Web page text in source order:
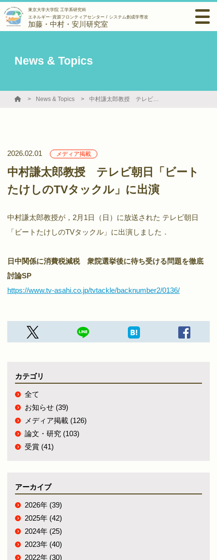
東京大学大学院 工学系研究科
エネルギー･資源フロンティアセンター / システム創成学専攻
加藤・中村・安川研究室
News & Topics
News & Topics 中村謙太郎教授 テレビ朝日「ビートたけしのTVタックル」に出演
2026.02.01 メディア掲載
中村謙太郎教授 テレビ朝日「ビート
たけしのTVタックル」に出演
中村謙太郎教授が，2月1日（日）に放送された テレビ朝日
「ビートたけしのTVタックル」に出演しました．
日中関係に消費税減税 衆院選挙後に待ち受ける問題を徹底
討論SP
https://www.tv-asahi.co.jp/tvtackle/backnumber2/0136/
カテゴリ
全て
お知らせ (39)
メディア掲載 (126)
論文・研究 (103)
受賞 (41)
アーカイブ
2026年 (39)
2025年 (42)
2024年 (25)
2023年 (40)
2022年 (30)